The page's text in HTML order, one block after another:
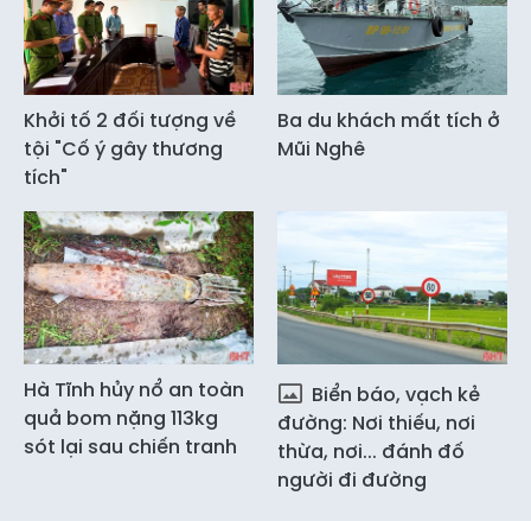
Khởi tố 2 đối tượng về
tội "Cố ý gây thương
tích"
Ba du khách mất tích ở
Mũi Nghê
Hà Tĩnh hủy nổ an toàn
quả bom nặng 113kg
sót lại sau chiến tranh
Biển báo, vạch kẻ
đường: Nơi thiếu, nơi
thừa, nơi... đánh đố
người đi đường